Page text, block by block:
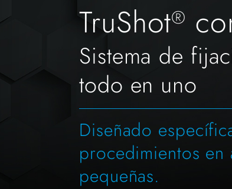
TruShot®
Sistema de
todo en uno
Diseñado
procedimientos en
pequeñas.